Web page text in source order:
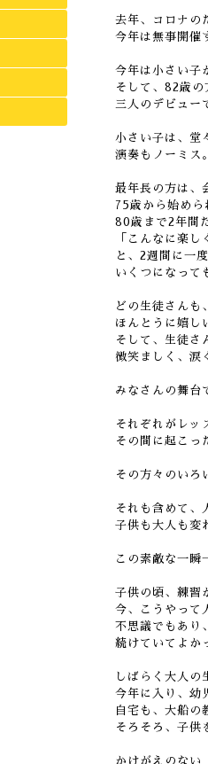
去年、コロナの
今年は無事開催
今年は小さい子
そして、82歳の
三人のデビュー
小さい子は、堂
演奏もノーミス
最年長の方は、
75歳から始めら
80歳まで2年間
「こんなに楽
と、2週間に一
いくつになって
どの生徒さんも
ほんとうに嬉し
そして、生徒さ
微笑ましく、涙
みなさんの舞台
それぞれがレッ
その間に起こっ
その方々のいろ
それも含めて、
子供も大人も変
この素敵な一瞬
子供の頃、練習
今、こうやって
不思議でもあり
続けていてよか
しばらく大人の
今年に入り、幼
自宅も、大船の
そろそろ、子供
かけがえのない